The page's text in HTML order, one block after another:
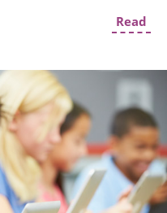
Read